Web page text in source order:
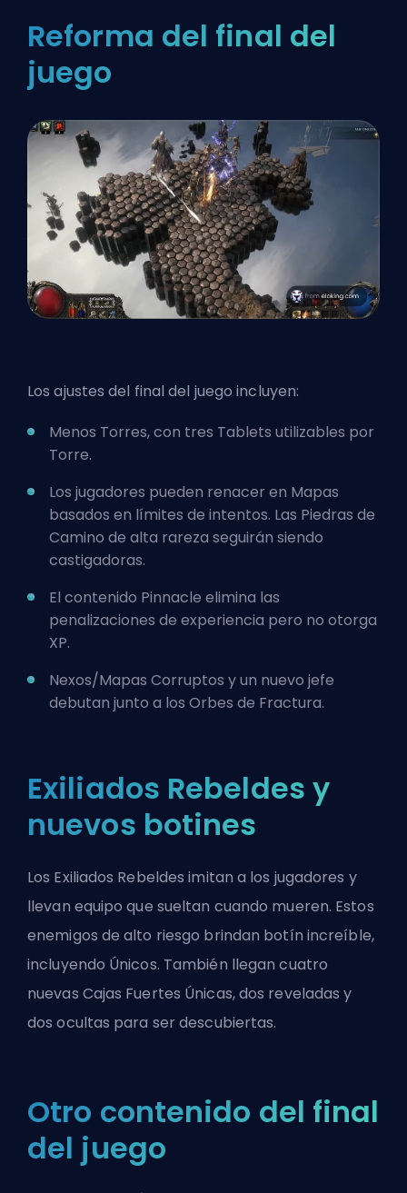
Reforma del final del
juego
Los ajustes del final del juego incluyen:
Menos Torres, con tres Tablets utilizables por
Torre.
Los jugadores pueden renacer en Mapas
basados en límites de intentos. Las Piedras de
Camino de alta rareza seguirán siendo
castigadoras.
El contenido Pinnacle elimina las
penalizaciones de experiencia pero no otorga
XP.
Nexos/Mapas Corruptos y un nuevo jefe
debutan junto a los Orbes de Fractura.
Exiliados Rebeldes y
nuevos botines
Los Exiliados Rebeldes imitan a los jugadores y
llevan equipo que sueltan cuando mueren. Estos
enemigos de alto riesgo brindan botín increíble,
incluyendo Únicos. También llegan cuatro
nuevas Cajas Fuertes Únicas, dos reveladas y
dos ocultas para ser descubiertas.
Otro contenido del final
del juego